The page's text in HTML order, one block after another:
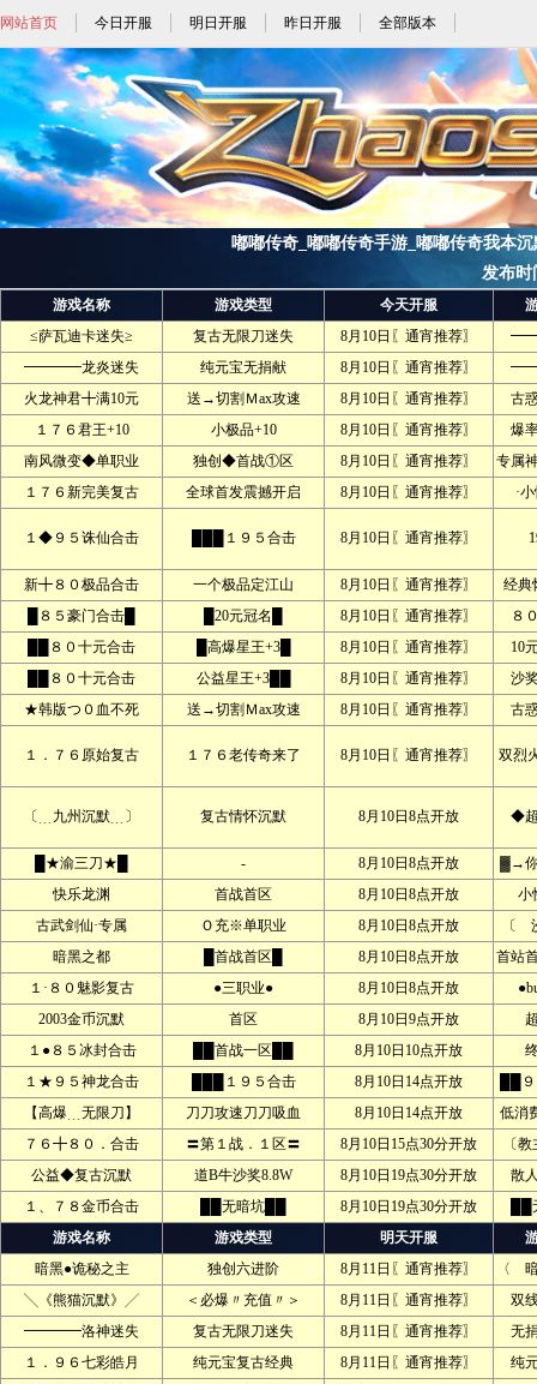
网站首页 今日开服 明日开服 昨日开服 全部版本
嘟嘟传奇_嘟嘟传奇手游_嘟嘟传奇我本
发布时
游戏名称 游戏类型 今天开服
≤萨瓦迪卡迷失≥
复古无限刀迷失 8月10日〖通宵推荐〗
━━
━━━━龙炎迷失
纯元宝无捐献 8月10日〖通宵推荐〗
━━
火龙神君╋满10元
送→切割Ｍax攻速 8月10日〖通宵推荐〗
古
１７６君王+10
小极品+10 8月10日〖通宵推荐〗
爆
南风微变◆单职业
独创◆首战①区 8月10日〖通宵推荐〗
专属
１７６新完美复古
全球首发震撼开启 8月10日〖通宵推荐〗 ·
１◆９５诛仙合击 ███１９５合击 8月10日〖通宵推荐〗
新╋８０极品合击 一个极品定江山 8月10日〖通宵推荐〗
经
█８５豪门合击█
█20元冠名█ 8月10日〖通宵推荐〗
８
██８０十元合击
█高爆星王+3█ 8月10日〖通宵推荐〗
10
██８０十元合击
公益星王+3██ 8月10日〖通宵推荐〗
沙
★韩版つ０血不死
送→切割Ｍax攻速 8月10日〖通宵推荐〗 古
１．７６原始复古 １７６老传奇来了 8月10日〖通宵推荐〗 双烈
〔﹍九州沉默﹍〕 复古情怀沉默 8月10日8点开放 ◆
█★渝三刀★█ - 8月10日8点开放
▓→
快乐龙渊
首战首区 8月10日8点开放
小
古武剑仙·专属
Ｏ充※单职业 8月10日8点开放
〔
暗黑之都
█首战首区█ 8月10日8点开放
首站
１·８０魅影复古
●三职业● 8月10日8点开放
2003金币沉默
首区 8月10日9点开放
１●８５冰封合击
██首战一区██ 8月10日10点开放
１★９５神龙合击
███１９５合击 8月10日14点开放
██
【高爆﹍无限刀】
刀刀攻速刀刀吸血 8月10日14点开放
低消
７６╋８０．合击
〓第１战．１区〓 8月10日15点30分开放
〔
公益◆复古沉默
道B牛沙奖8.8W 8月10日19点30分开放
散
１、７８金币合击
██无暗坑██ 8月10日19点30分开放
游戏名称
游戏类型 明天开服
暗黑●诡秘之主
独创六进阶 8月11日〖通宵推荐〗
〈
╲《熊猫沉默》╱
＜必爆〃充值〃＞ 8月11日〖通宵推荐〗
双
━━━━洛神迷失
复古无限刀迷失 8月11日〖通宵推荐〗
无
１．９６七彩皓月
纯元宝复古经典 8月11日〖通宵推荐〗
纯